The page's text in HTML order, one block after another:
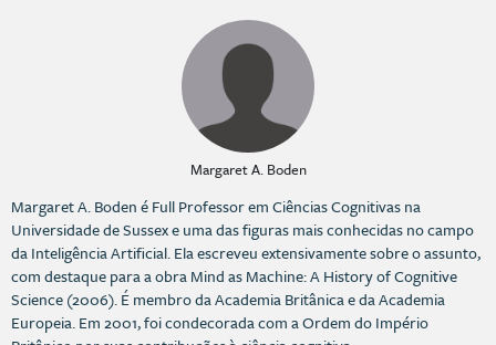
Margaret A. Boden
Margaret A. Boden é Full Professor em Ciências Cognitivas na
Universidade de Sussex e uma das figuras mais conhecidas no campo
da Inteligência Artificial. Ela escreveu extensivamente sobre o assunto,
com destaque para a obra Mind as Machine: A History of Cognitive
Science (2006). É membro da Academia Britânica e da Academia
Europeia. Em 2001, foi condecorada com a Ordem do Império